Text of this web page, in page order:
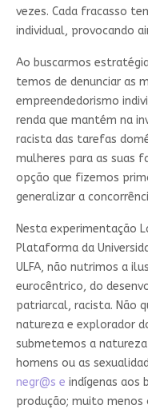
vezes. Cada fracasso
individual, provocando
Ao buscarmos
temos de denunciar as
empreendedorismo
renda que mantém na
racista das tarefas
mulheres para as suas
opção que fizemos
generalizar a
Nesta experimentação
Plataforma da
ULFA, não nutrimos a
eurocêntrico, do
patriarcal, racista. Não
natureza e explorador
submetemos a
homens ou as
negr@s e indígenas aos
produção; muito